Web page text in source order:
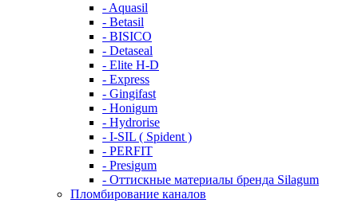
- Aquasil
- Betasil
- BISICO
- Detaseal
- Elite H-D
- Express
- Gingifast
- Honigum
- Hydrorise
- I-SIL ( Spident )
- PERFIT
- Presigum
- Оттискные материалы бренда Silagum
Пломбирование каналов